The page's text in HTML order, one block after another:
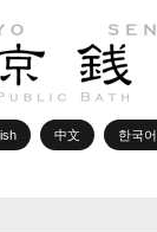
中文 한국어